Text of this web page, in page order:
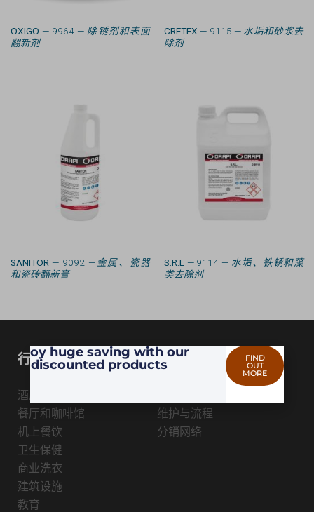
OXIGO — 9964 — 除锈剂和表面
翻新剂
CRETEX — 9115 —水垢和砂浆去
除剂
SANITOR — 9092 —金属、瓷器
和瓷砖翻新膏
S.R.L — 9114 — 水垢、铁锈和藻
类去除剂
行业
酒店及度假村
餐厅和咖啡馆
机上餐饮
卫生保健
商业洗衣
建筑设施
教育
应用
维护与流程
分销网络
Enjoy huge saving with our
discounted products
FIND
OUT
MORE